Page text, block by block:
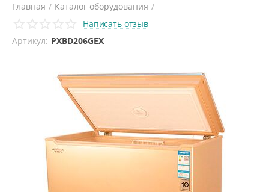
Главная / Каталог оборудования /
Холодильное и морозильное оборудование
Лари морозильные / Aucma
Написать отзыв
Артикул: РХBD206GEX